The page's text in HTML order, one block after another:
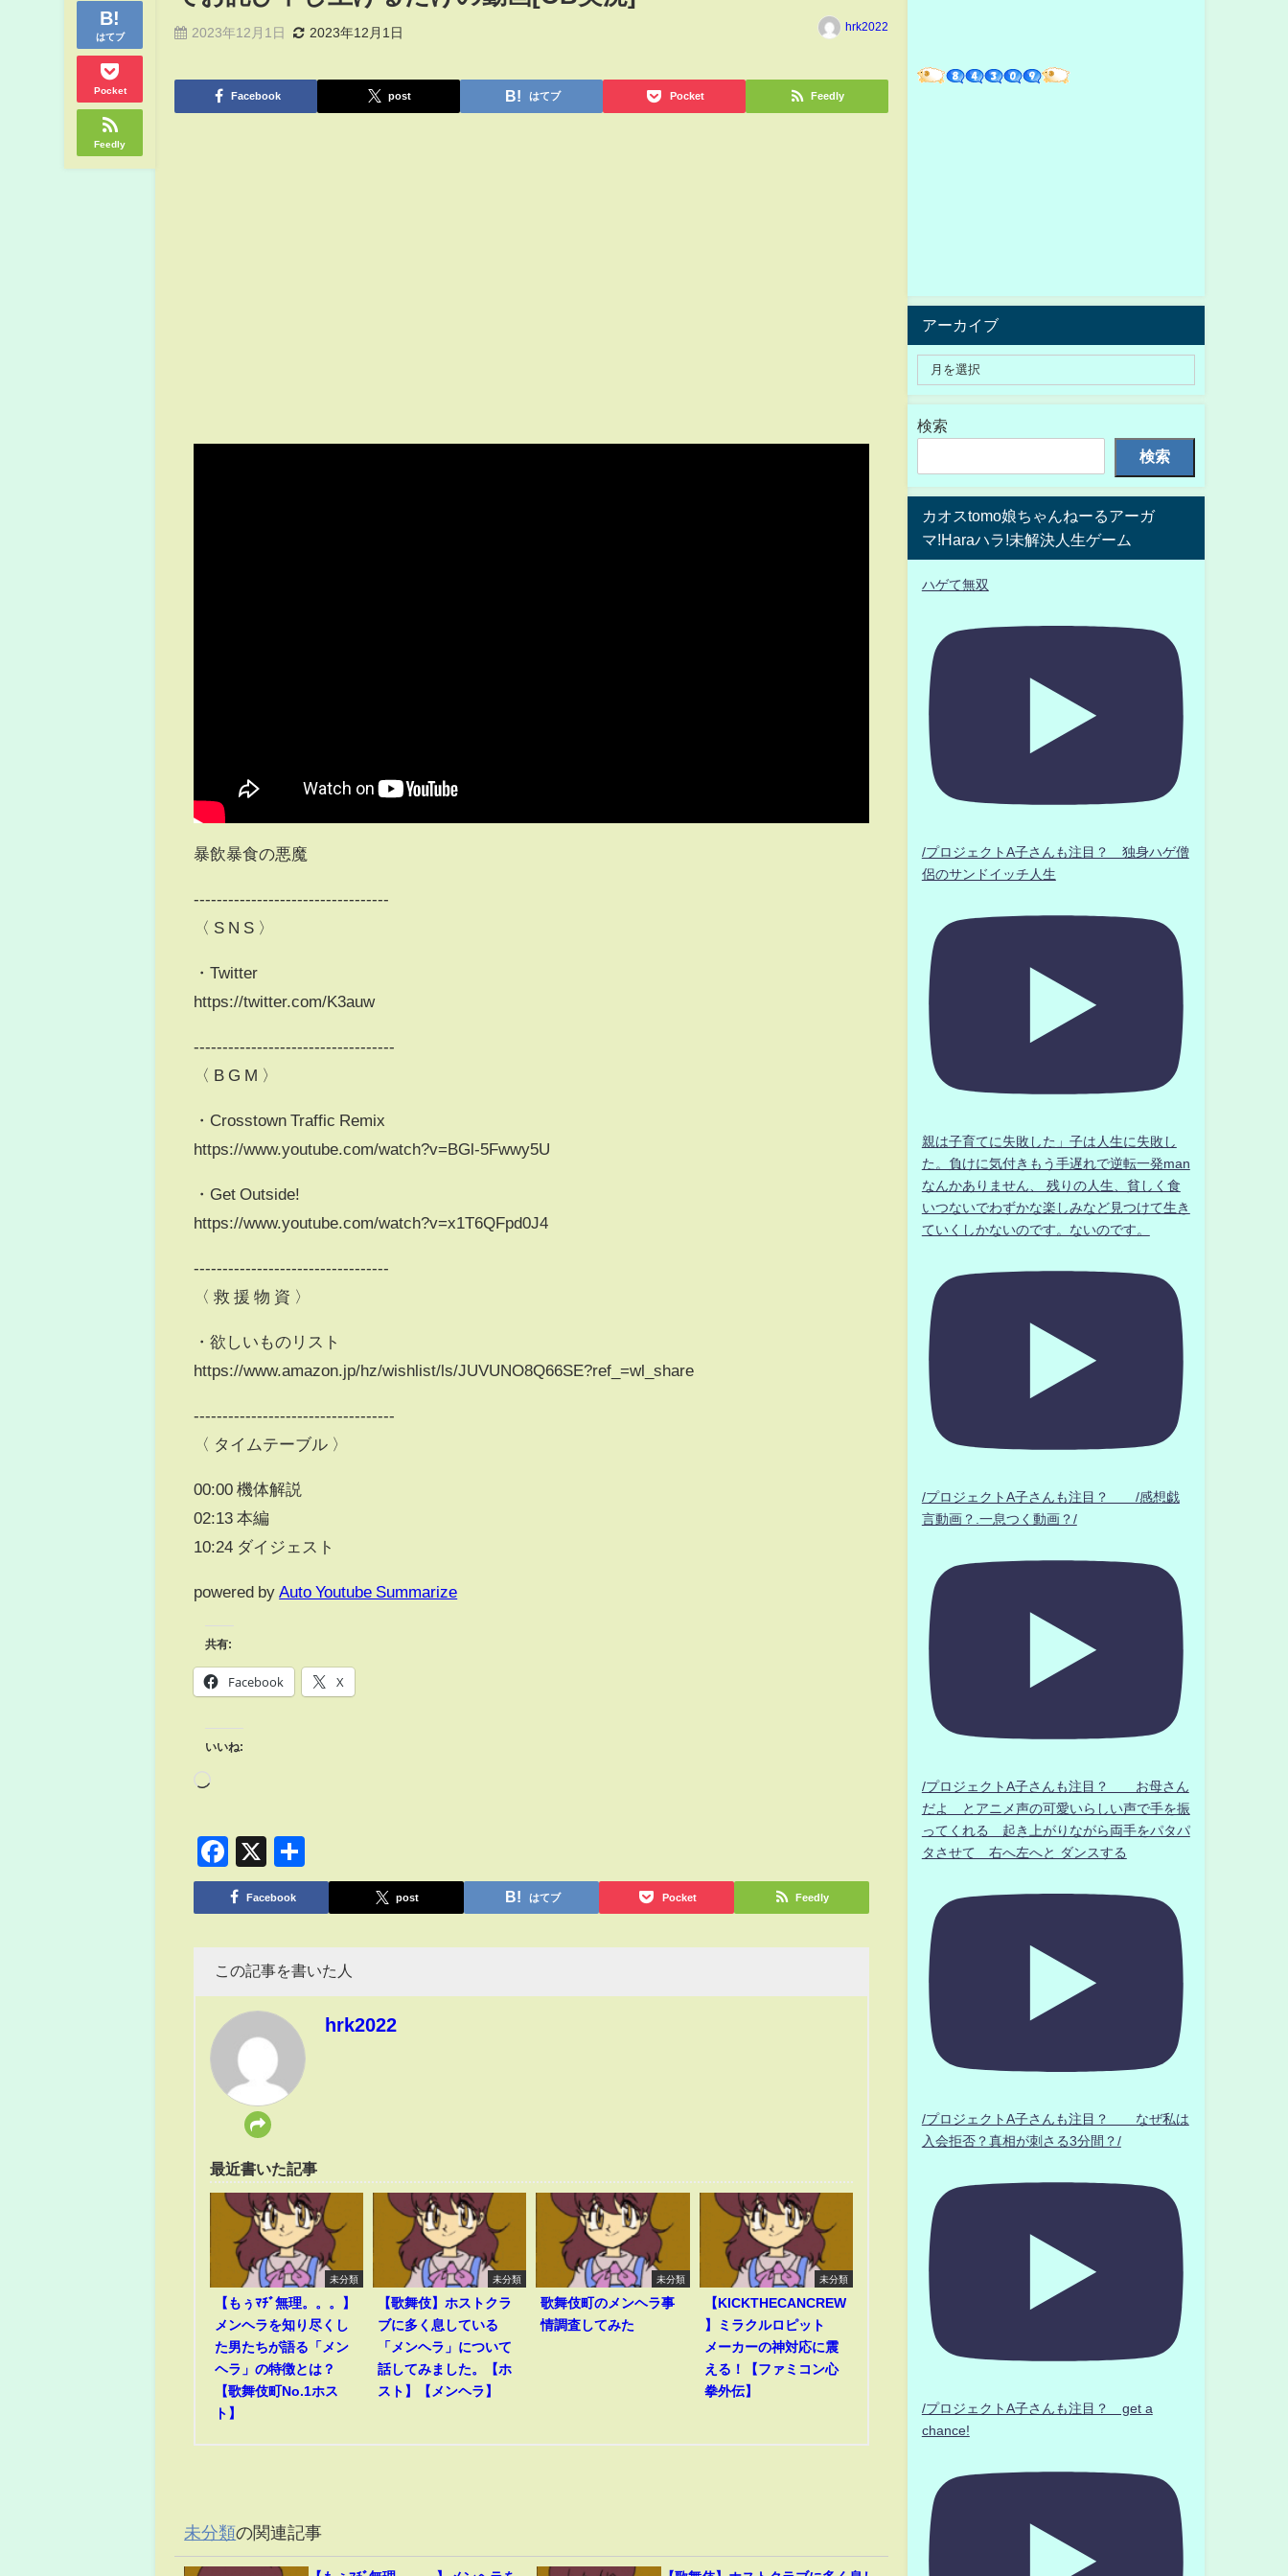
はてブ
Pocket
Feedly
2023年12月1日 2023年12月1日 hrk2022
Facebook post はてブ Pocket Feedly
暴飲暴食の悪魔
----------------------------------
〈 S N S 〉
・Twitter
https://twitter.com/K3auw
-----------------------------------
〈 B G M 〉
・Crosstown Traffic Remix
https://www.youtube.com/watch?v=BGl-5Fwwy5U
・Get Outside!
https://www.youtube.com/watch?v=x1T6QFpd0J4
----------------------------------
〈 救 援 物 資 〉
・欲しいものリスト
https://www.amazon.jp/hz/wishlist/ls/JUVUNO8Q66SE?ref_=wl_share
-----------------------------------
〈 タイムテーブル 〉
00:00 機体解説
02:13 本編
10:24 ダイジェスト
powered by Auto Youtube Summarize
共有:
Facebook X
いいね:
Facebook
X
有
Facebook post はてブ Pocket Feedly
この記事を書いた人
hrk2022
最近書いた記事
未分類
【もぅﾏﾁﾞ無理。。。】
メンヘラを知り尽くし
た男たちが語る「メン
ヘラ」の特徴とは？
【歌舞伎町No.1ホス
ト】
未分類
【歌舞伎】ホストクラ
ブに多く息している
「メンヘラ」について
話してみました。【ホ
スト】【メンヘラ】
未分類
歌舞伎町のメンヘラ事
情調査してみた
未分類
【KICKTHECANCREW
】ミラクルロピット
メーカーの神対応に震
える！【ファミコン心
拳外伝】
未分類の関連記事
アーカイブ
検索
検索
カオスtomo娘ちゃんねーるアーガ
マ!Haraハラ!未解決人生ゲーム
ハゲて無双
/プロジェクトA子さんも注目？ 独身ハゲ僧
侶のサンドイッチ人生
親は子育てに失敗した」子は人生に失敗し
た。負けに気付きもう手遅れで逆転一発man
なんかありません、 残りの人生、貧しく食
いつないでわずかな楽しみなど見つけて生き
ていくしかないのです。ないのです。
/プロジェクトA子さんも注目？ /感想戯
言動画？.一息つく動画？/
/プロジェクトA子さんも注目？ お母さん
だよ とアニメ声の可愛いらしい声で手を振
ってくれる 起き上がりながら両手をパタパ
タさせて 右へ左へと ダンスする
/プロジェクトA子さんも注目？ なぜ私は
入会拒否？真相が刺さる3分間？/
/プロジェクトA子さんも注目？ get a
chance!